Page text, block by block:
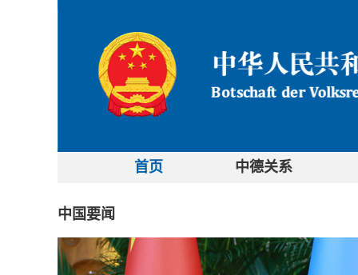
首页 中德关系
中国要闻